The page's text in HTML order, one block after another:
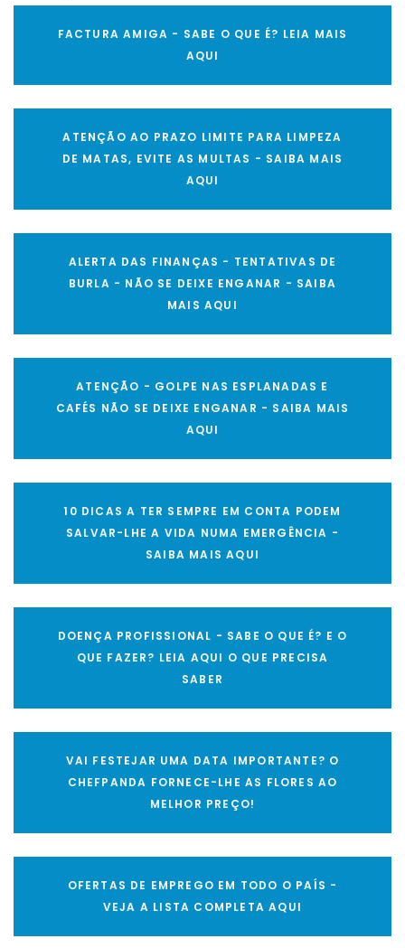
FACTURA AMIGA - SABE O QUE É? LEIA MAIS
AQUI
ATENÇÃO AO PRAZO LIMITE PARA LIMPEZA
DE MATAS, EVITE AS MULTAS - SAIBA MAIS
AQUI
ALERTA DAS FINANÇAS - TENTATIVAS DE
BURLA - NÃO SE DEIXE ENGANAR - SAIBA
MAIS AQUI
ATENÇÃO - GOLPE NAS ESPLANADAS E
CAFÉS NÃO SE DEIXE ENGANAR - SAIBA MAIS
AQUI
10 DICAS A TER SEMPRE EM CONTA PODEM
SALVAR-LHE A VIDA NUMA EMERGÊNCIA -
SAIBA MAIS AQUI
DOENÇA PROFISSIONAL - SABE O QUE É? E O
QUE FAZER? LEIA AQUI O QUE PRECISA
SABER
VAI FESTEJAR UMA DATA IMPORTANTE? O
CHEFPANDA FORNECE-LHE AS FLORES AO
MELHOR PREÇO!
OFERTAS DE EMPREGO EM TODO O PAÍS -
VEJA A LISTA COMPLETA AQUI